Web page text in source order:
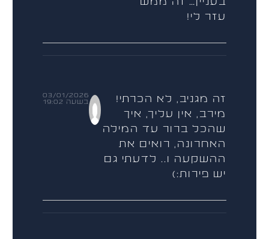
בעניין… זה ממש
עזר לי!
03/01/2026
בשעה 19:02
זה מגניב, לא הכרתי!
מירב, אין עליך, איך
שהכל ברור עד המילה
האחרונה, רואים את
ההשקעה ו.. לדעתי גם
יש פירות:)